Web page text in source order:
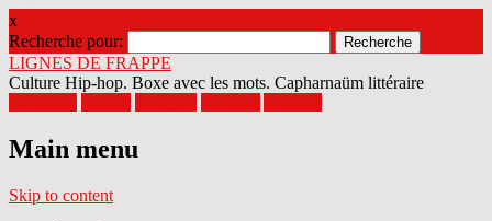
x
Recherche pour:
LIGNES DE FRAPPE
Culture Hip-hop. Boxe avec les mots. Capharnaüm littéraire
Main menu
Skip to content